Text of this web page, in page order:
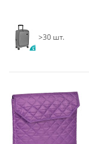
>30 шт.